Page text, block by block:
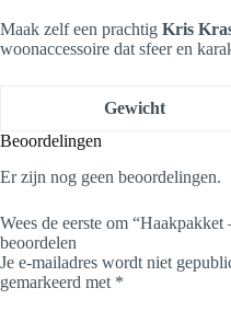
Maak zelf een prachtig Kris
woonaccessoire dat sfeer en
Gewicht
Beoordelingen
Er zijn nog geen beoordelingen.
Wees de eerste om
beoordelen
Je e-mailadres wordt niet
gemarkeerd met *